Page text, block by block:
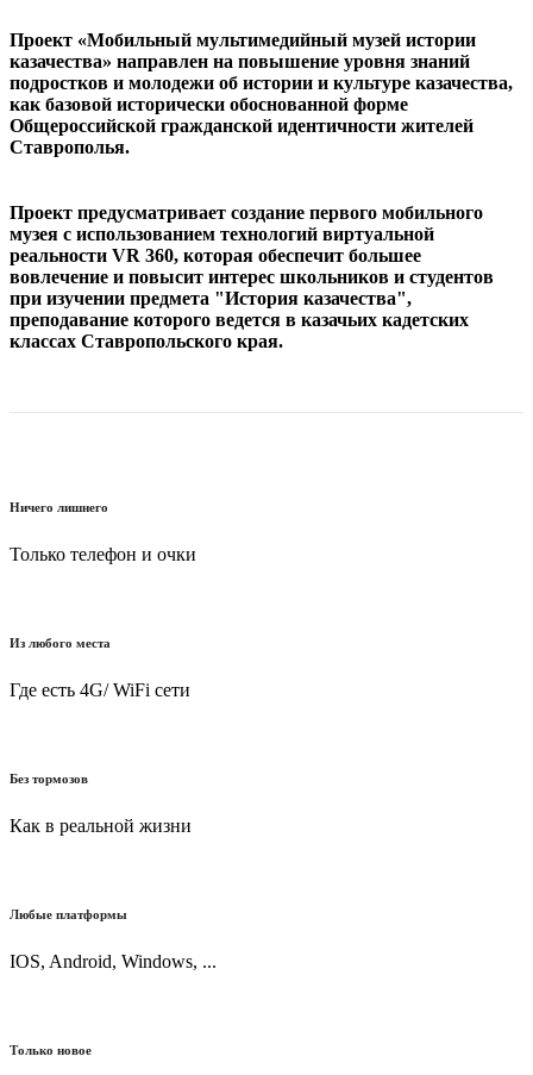
Проект «Мобильный мультимедийный музей истории
казачества» направлен на повышение уровня знаний
подростков и молодежи об истории и культуре казачества,
как базовой исторически обоснованной форме
Общероссийской гражданской идентичности жителей
Ставрополья.
Проект предусматривает создание первого мобильного
музея с использованием технологий виртуальной
реальности VR 360, которая обеспечит большее
вовлечение и повысит интерес школьников и студентов
при изучении предмета "История казачества",
преподавание которого ведется в казачьих кадетских
классах Ставропольского края.
Ничего лишнего
Только телефон и очки
Из любого места
Где есть 4G/ WiFi сети
Без тормозов
Как в реальной жизни
Любые платформы
IOS, Android, Windows, ...
Только новое